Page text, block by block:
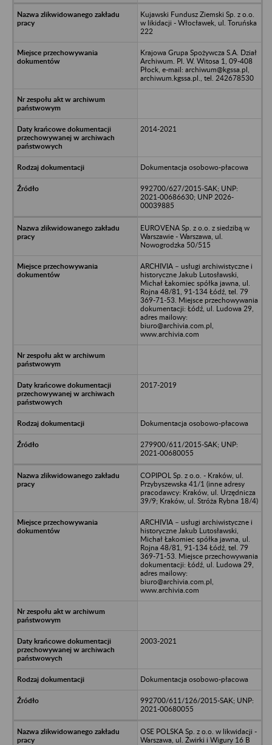
Kujawski Fundusz Ziemski Sp. z o.o.
w likidacji - Włocławek, ul. Toruńska
222
Krajowa Grupa Spożywcza S.A. Dział
Archiwum. Pl. W. Witosa 1, 09-408
Płock, e-mail: archiwum@kgssa.pl,
archiwum.kgssa.pl., tel. 242678530
2014-2021
Dokumentacja osobowo-płacowa
992700/627/2015-SAK; UNP:
2021-00686630; UNP 2026-
00039885
EUROVENA Sp. z o.o. z siedzibą w
Warszawie - Warszawa, ul.
Nowogrodzka 50/515
ARCHIVIA – usługi archiwistyczne i
historyczne Jakub Lutosławski,
Michał Łakomiec spółka jawna, ul.
Rojna 48/81, 91-134 Łódź, tel. 79
369-71-53. Miejsce przechowywania
dokumentacji: Łódź, ul. Ludowa 29,
adres mailowy:
biuro@archivia.com.pl,
www.archivia.com
2017-2019
Dokumentacja osobowo-płacowa
279900/611/2015-SAK; UNP:
2021-00680055
COPIPOL Sp. z o.o. - Kraków, ul.
Przybyszewska 41/1 (inne adresy
pracodawcy: Kraków, ul. Urzędnicza
39/9; Kraków, ul. Stróża Rybna 18/4)
ARCHIVIA – usługi archiwistyczne i
historyczne Jakub Lutosławski,
Michał Łakomiec spółka jawna, ul.
Rojna 48/81, 91-134 Łódź, tel. 79
369-71-53. Miejsce przechowywania
dokumentacji: Łódź, ul. Ludowa 29,
adres mailowy:
biuro@archivia.com.pl,
www.archivia.com
2003-2021
Dokumentacja osobowo-płacowa
992700/611/126/2015-SAK; UNP:
2021-00680055
OSE POLSKA Sp. z o.o. w likwidacji -
Warszawa, ul. Żwirki i Wigury 16 B